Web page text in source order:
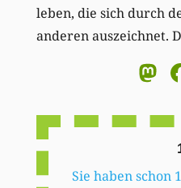
leben, die sich durch
anderen auszeichnet.
Sie haben